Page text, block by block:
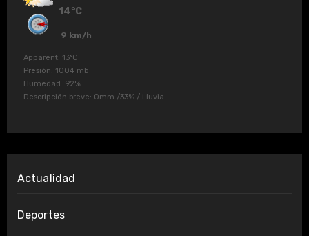
14°C
9 km/h
Apparent: 13°C
Presión: 1004 mb
Humedad: 92%
Descripción breve: 0mm /33% / Lluvia
Actualidad
Deportes